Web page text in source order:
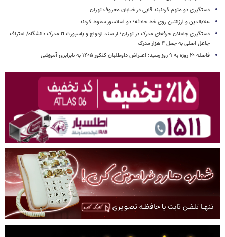
دستگیری دو متهم گردنبند قاپی در خیابان معروف تهران
علاءالدین و آرژانتین روی خط حادثه؛ دو آسانسور سقوط کردند
دستگیری جاعلان حرفه‌ای مدرک در تهران؛ از سند ازدواج و پاسپورت تا مدرک دانشگاه/ اعتراف
جاعل اصلی به جعل ۴ هزار مدرک
فاصله ۲۰ روزه به ۹ روز رسید؛ اعتراض داوطلبان کنکور ۱۴۰۵ به نابرابری آموزشی